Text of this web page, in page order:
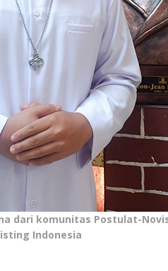
dari komunitas Postulat-
Indonesia